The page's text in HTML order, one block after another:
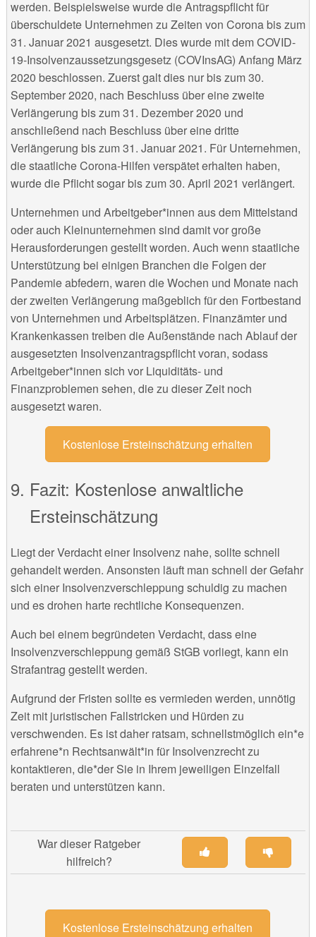
werden. Beispielsweise wurde die Antragspflicht für
überschuldete Unternehmen zu Zeiten von Corona bis zum
31. Januar 2021 ausgesetzt. Dies wurde mit dem COVID-
19-Insolvenzaussetzungsgesetz (COVInsAG) Anfang März
2020 beschlossen. Zuerst galt dies nur bis zum 30.
September 2020, nach Beschluss über eine zweite
Verlängerung bis zum 31. Dezember 2020 und
anschließend nach Beschluss über eine dritte
Verlängerung bis zum 31. Januar 2021. Für Unternehmen,
die staatliche Corona-Hilfen verspätet erhalten haben,
wurde die Pflicht sogar bis zum 30. April 2021 verlängert.
Unternehmen und Arbeitgeber*innen aus dem Mittelstand
oder auch Kleinunternehmen sind damit vor große
Herausforderungen gestellt worden. Auch wenn staatliche
Unterstützung bei einigen Branchen die Folgen der
Pandemie abfedern, waren die Wochen und Monate nach
der zweiten Verlängerung maßgeblich für den Fortbestand
von Unternehmen und Arbeitsplätzen. Finanzämter und
Krankenkassen treiben die Außenstände nach Ablauf der
ausgesetzten Insolvenzantragspflicht voran, sodass
Arbeitgeber*innen sich vor Liquiditäts- und
Finanzproblemen sehen, die zu dieser Zeit noch
ausgesetzt waren.
Kostenlose Ersteinschätzung erhalten
Fazit: Kostenlose anwaltliche
Ersteinschätzung
Liegt der Verdacht einer Insolvenz nahe, sollte schnell
gehandelt werden. Ansonsten läuft man schnell der Gefahr
sich einer Insolvenzverschleppung schuldig zu machen
und es drohen harte rechtliche Konsequenzen.
Auch bei einem begründeten Verdacht, dass eine
Insolvenzverschleppung gemäß StGB vorliegt, kann ein
Strafantrag gestellt werden.
Aufgrund der Fristen sollte es vermieden werden, unnötig
Zeit mit juristischen Fallstricken und Hürden zu
verschwenden. Es ist daher ratsam, schnellstmöglich ein*e
erfahrene*n Rechtsanwält*in für Insolvenzrecht zu
kontaktieren, die*der Sie in Ihrem jeweiligen Einzelfall
beraten und unterstützen kann.
War dieser Ratgeber
hilfreich?
Kostenlose Ersteinschätzung erhalten